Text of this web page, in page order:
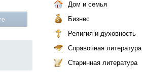
Дом и семья
Бизнес
Религия и духовность
Справочная литература
Старинная литература